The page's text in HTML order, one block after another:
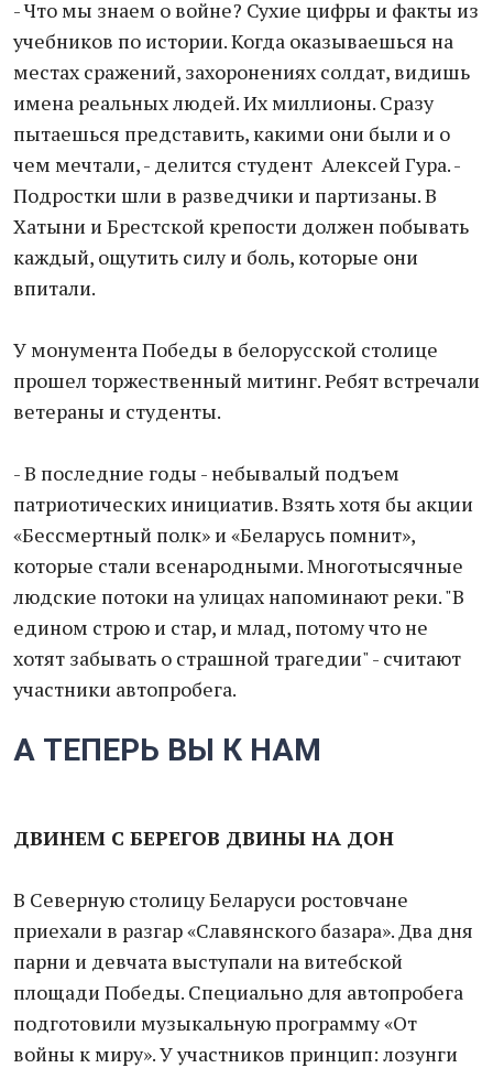
- Что мы знаем о войне? Сухие цифры и факты из
учебников по истории. Когда оказываешься на
местах сражений, захоронениях солдат, видишь
имена реальных людей. Их миллионы. Сразу
пытаешься представить, какими они были и о
чем мечтали, - делится студент Алексей Гура. -
Подростки шли в разведчики и партизаны. В
Хатыни и Брестской крепости должен побывать
каждый, ощутить силу и боль, которые они
впитали.
У монумента Победы в белорусской столице
прошел торжественный митинг. Ребят встречали
ветераны и студенты.
- В последние годы - небывалый подъем
патриотических инициатив. Взять хотя бы акции
«Бессмертный полк» и «Беларусь помнит»,
которые стали всенародными. Многотысячные
людские потоки на улицах напоминают реки. "В
едином строю и стар, и млад, потому что не
хотят забывать о страшной трагедии" - считают
участники автопробега.
А ТЕПЕРЬ ВЫ К НАМ
ДВИНЕМ С БЕРЕГОВ ДВИНЫ НА ДОН
В Северную столицу Беларуси ростовчане
приехали в разгар «Славянского базара». Два дня
парни и девчата выступали на витебской
площади Победы. Специально для автопробега
подготовили музыкальную программу «От
войны к миру». У участников принцип: лозунги